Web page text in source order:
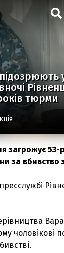
тюрми
загрожує 53-
за вбивство
чоловікові